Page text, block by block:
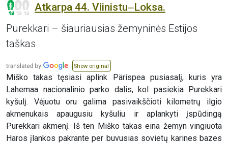
Atkarpa 44. Viinistu‒Loksa.
Purekkari – šiauriausias žemyninės Estijos
taškas
Show original
Miško takas tęsiasi aplink Pärispea pusiasalį, kuris yra
Lahemaa nacionalinio parko dalis, kol pasiekia Purekkari
kyšulį. Vėjuotu oru galima pasivaikščioti kilometrų ilgio
akmenukais apaugusiu kyšuliu ir aplankyti įspūdingą
Purekkari akmenį. Iš ten Miško takas eina žemyn vingiuota
Haros įlankos pakrante per buvusias sovietų karines bazes